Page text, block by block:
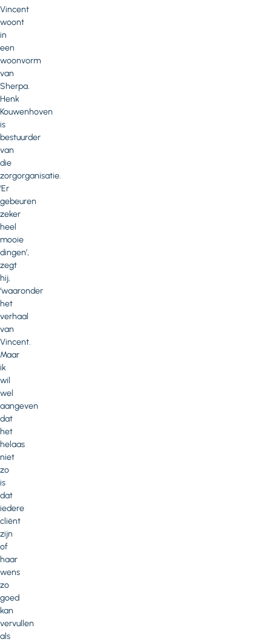
Vincent
woont
in
een
woonvorm
van
Sherpa.
Henk
Kouwenhoven
is
bestuurder
van
die
zorgorganisatie.
‘Er
gebeuren
zeker
heel
mooie
dingen’,
zegt
hij,
‘waaronder
het
verhaal
van
Vincent.
Maar
ik
wil
wel
aangeven
dat
het
helaas
niet
zo
is
dat
iedere
cliënt
zijn
of
haar
wens
zo
goed
kan
vervullen
als